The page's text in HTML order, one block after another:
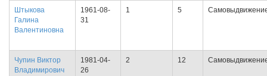
Штыкова
Галина
Валентиновна
1961-08-
31
1 5
Чупин Виктор
Владимирович
1981-04-
26
2 12